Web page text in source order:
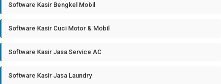
Software Kasir Bengkel Mobil
Software Kasir Cuci Motor & Mobil
Software Kasir Jasa Service AC
Software Kasir Jasa Laundry